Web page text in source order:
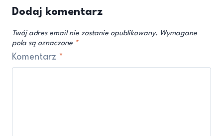
Dodaj komentarz
Twój adres email nie zostanie opublikowany. Wymagane
pola są oznaczone *
Komentarz *